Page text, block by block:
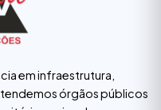
em infraestrutura,
órgãos públicos